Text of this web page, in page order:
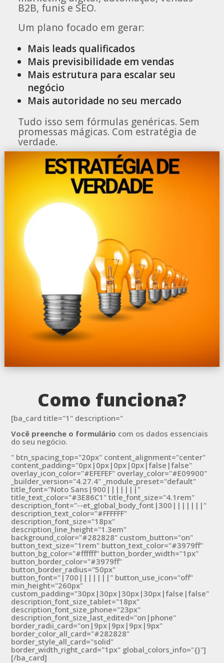
B2B, funis e SEO.
Um plano focado em gerar:
Mais leads qualificados
Mais previsibilidade em vendas
Mais estrutura para escalar seu
negócio
Mais autoridade no seu mercado
Tudo isso sem fórmulas genéricas. Sem
promessas mágicas. Com estratégia de
verdade.
Como funciona?
[ba_card title="1" description="
Você preenche o formulário com os dados essenciais
do seu negócio.
" btn_spacing_top="20px" content_alignment="center"
content_padding="0px|0px|0px|0px|false|false"
overlay_icon_color="#EFEFEF" overlay_color="#E09900"
_builder_version="4.27.4" _module_preset="default"
title_font="Noto Sans|900|||||||"
title_text_color="#3E86C1" title_font_size="4.1rem"
description_font="--et_global_body_font|300|||||||"
description_text_color="#FFFFFF"
description_font_size="18px"
description_line_height="1.3em"
background_color="#282828" custom_button="on"
button_text_size="1rem" button_text_color="#3979ff"
button_bg_color="#ffffff" button_border_width="1px"
button_border_color="#3979ff"
button_border_radius="50px"
button_font="|700|||||||" button_use_icon="off"
min_height="260px"
custom_padding="30px|30px|30px|30px|false|false"
description_font_size_tablet="18px"
description_font_size_phone="23px"
description_font_size_last_edited="on|phone"
border_radii_card="on|9px|9px|9px|9px"
border_color_all_card="#282828"
border_style_all_card="solid"
border_width_right_card="1px" global_colors_info="{}"]
[/ba_card]